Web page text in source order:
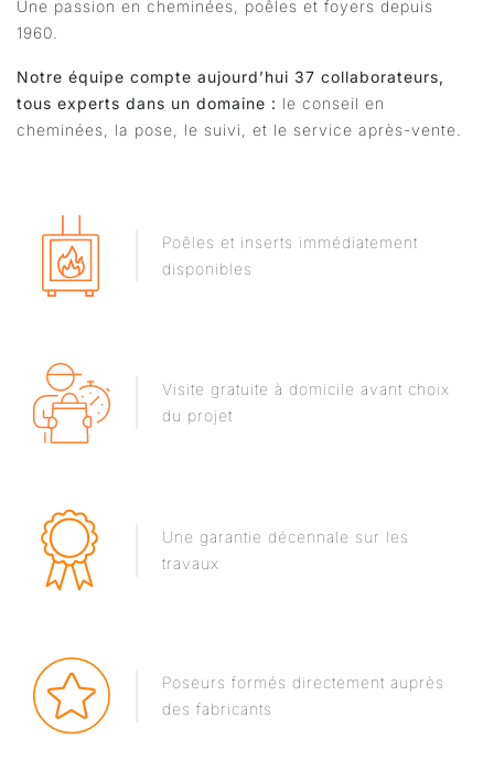
Une passion en cheminées, poêles et foyers depuis
1960.
Notre équipe compte aujourd’hui 37 collaborateurs,
tous experts dans un domaine : le conseil en
cheminées, la pose, le suivi, et le service après-vente.
Visite gratuite à domicile avant choix
du projet
Poêles et inserts immédiatement
disponibles
Poseurs formés directement auprès
des fabricants
Une garantie décennale sur les
travaux